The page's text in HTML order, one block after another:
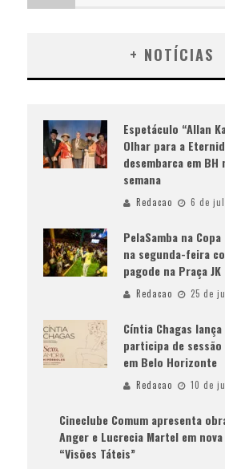
+ NOTÍCIAS
Espetáculo “Allan
Olhar para a
desembarca em BH
semana
Redacao 6 de
PelaSamba na
na segunda-feira
pagode na Praça JK
Redacao 25 de
Cíntia Chagas
participa de
em Belo Horizonte
Redacao 10 de
Cineclube Comum apresenta
Anger e Lucrecia Martel em
“Visões Táteis”